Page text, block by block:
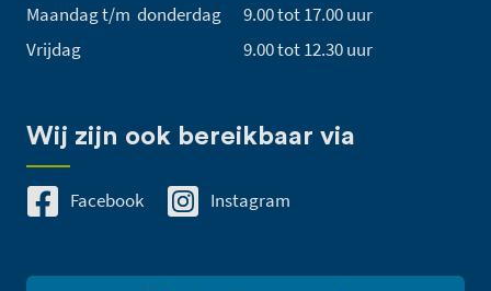
Maandag t/m donderdag
9.00 tot 17.00 uur
Vrijdag
9.00 tot 12.30 uur
Wij zijn ook bereikbaar via
Facebook Instagram